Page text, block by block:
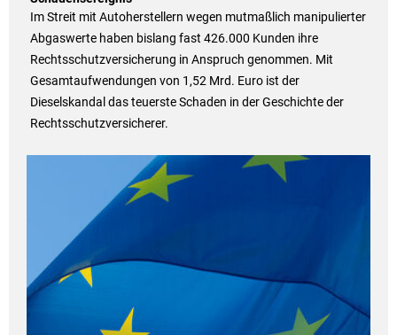
Im Streit mit Autoherstellern wegen mutmaßlich manipulierter
Abgaswerte haben bislang fast 426.000 Kunden ihre
Rechtsschutzversicherung in Anspruch genommen. Mit
Gesamtaufwendungen von 1,52 Mrd. Euro ist der
Dieselskandal das teuerste Schaden in der Geschichte der
Rechtsschutzversicherer.